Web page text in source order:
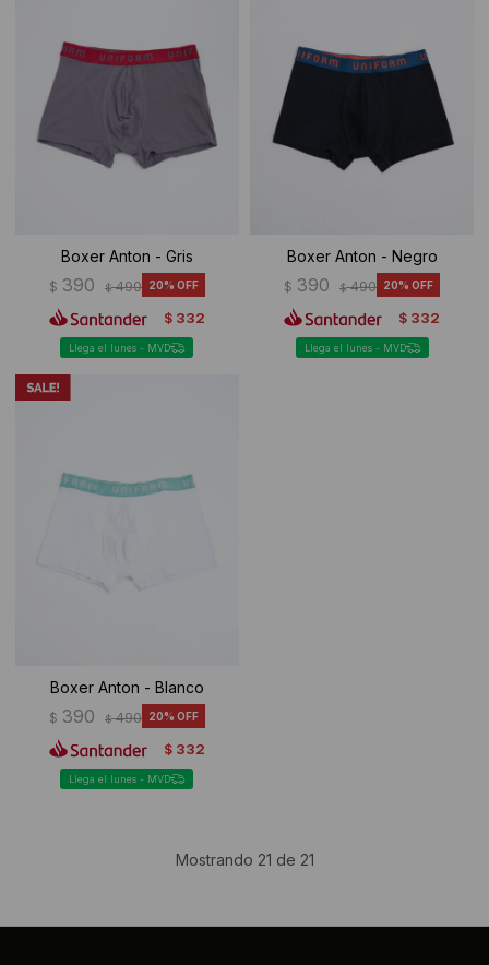
Boxer Anton - Gris
$ 390 $ 490 20
$ 332
Llega el lunes - MVD
Boxer Anton - Negro
$ 390 $ 490 20
$ 332
Llega el lunes - MVD
Boxer Anton - Blanco
$ 390 $ 490 20
$ 332
Llega el lunes - MVD
Mostrando 21 de 21